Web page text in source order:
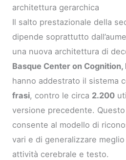
architettura gerarchica
Il salto prestazionale della
dipende soprattutto
una nuova architettura di
Basque Center on
hanno addestrato il sistema
frasi, contro le circa 2.200
versione precedente.
consente al modello di
vari e di generalizzare
attività cerebrale e testo.